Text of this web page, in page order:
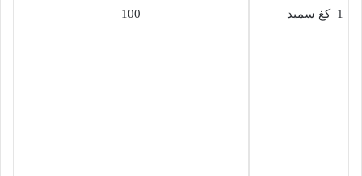
1 كغ سميد 100